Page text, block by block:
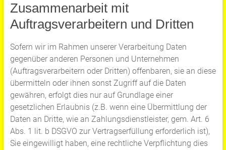
Zusammenarbeit mit
Auftragsverarbeitern und Dritten
Sofern wir im Rahmen unserer Verarbeitung Daten
gegenüber anderen Personen und Unternehmen
(Auftragsverarbeitern oder Dritten) offenbaren, sie an diese
übermitteln oder ihnen sonst Zugriff auf die Daten
gewähren, erfolgt dies nur auf Grundlage einer
gesetzlichen Erlaubnis (z.B. wenn eine Übermittlung der
Daten an Dritte, wie an Zahlungsdienstleister, gem. Art. 6
Abs. 1 lit. b DSGVO zur Vertragserfüllung erforderlich ist),
Sie eingewilligt haben, eine rechtliche Verpflichtung dies